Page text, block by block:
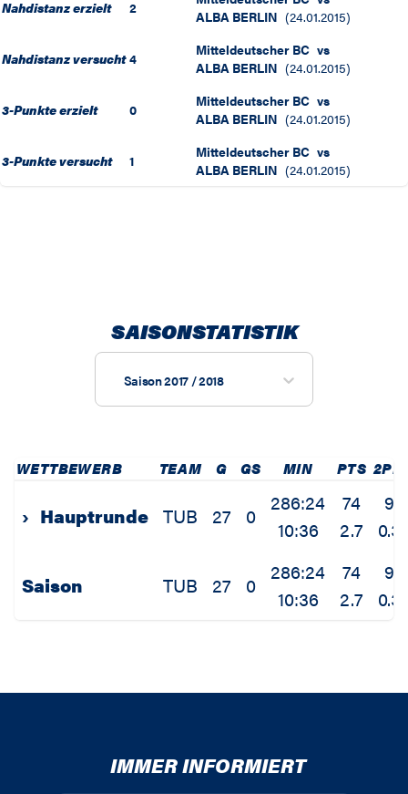
Nahdistanz erzielt 2
ALBA BERLIN (24.01.2015)
Nahdistanz versucht 4 Mitteldeutscher BC vs
ALBA BERLIN (24.01.2015)
3-Punkte erzielt 0 Mitteldeutscher BC vs
ALBA BERLIN (24.01.2015)
3-Punkte versucht 1 Mitteldeutscher BC vs
ALBA BERLIN (24.01.2015)
SAISONSTATISTIK
Saison 2017 / 2018
WETTBEWERB TEAM G GS MIN PTS 2PM
› Hauptrunde TUB 27 0
286:24
10:36
74
2.7
9
0.3
Saison TUB 27 0
286:24
10:36
74
2.7
9
0.3
IMMER INFORMIERT